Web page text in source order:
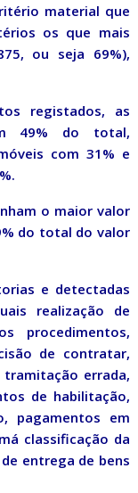
material que
os que mais
ou seja 69%),
registados, as
49% do total,
com 31% e
o maior valor
do total do valor
e detectadas
realização de
procedimentos,
de contratar,
tramitação errada,
de habilitação,
pagamentos em
classificação da
entrega de bens